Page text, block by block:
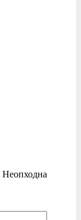
Неопходна